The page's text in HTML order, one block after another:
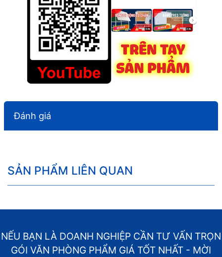
Đánh giá
SẢN PHẨM LIÊN QUAN
NẾU BẠN LÀ DOANH NGHIỆP CẦN TƯ VẤN TRỌN
GÓI VĂN PHÒNG PHẨM GIÁ TỐT NHẤT - MỜI